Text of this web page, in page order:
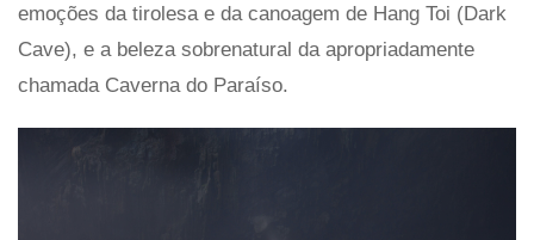
emoções da tirolesa e da canoagem de Hang Toi (Dark
Cave), e a beleza sobrenatural da apropriadamente
chamada Caverna do Paraíso.